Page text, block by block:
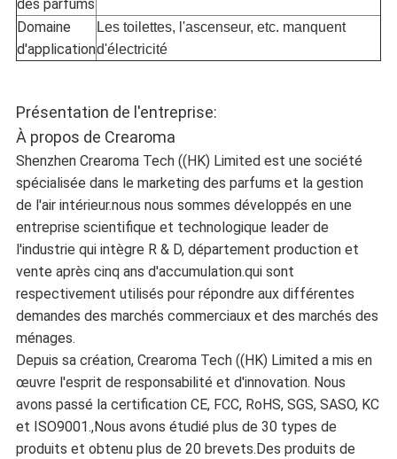
des parfums
Domaine
d'application
Les toilettes, l'ascenseur, etc. manquent
d'électricité
Présentation de l'entreprise:
À propos de Crearoma
Shenzhen Crearoma Tech ((HK) Limited est une société
spécialisée dans le marketing des parfums et la gestion
de l'air intérieur.nous nous sommes développés en une
entreprise scientifique et technologique leader de
l'industrie qui intègre R & D, département production et
vente après cinq ans d'accumulation.qui sont
respectivement utilisés pour répondre aux différentes
demandes des marchés commerciaux et des marchés des
ménages.
Depuis sa création, Crearoma Tech ((HK) Limited a mis en
œuvre l'esprit de responsabilité et d'innovation. Nous
avons passé la certification CE, FCC, RoHS, SGS, SASO, KC
et ISO9001.,Nous avons étudié plus de 30 types de
produits et obtenu plus de 20 brevets.Des produits de